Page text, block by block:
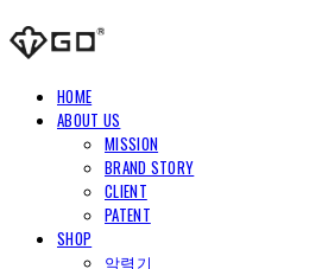
HOME
ABOUT US
MISSION
BRAND STORY
CLIENT
PATENT
SHOP
악력기